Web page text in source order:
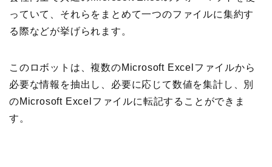
っていて、それらをまとめて一つのファイルに集約す
る際などが挙げられます。
このロボットは、複数のMicrosoft Excelファイルから
必要な情報を抽出し、必要に応じて数値を集計し、別
のMicrosoft Excelファイルに転記することができま
す。